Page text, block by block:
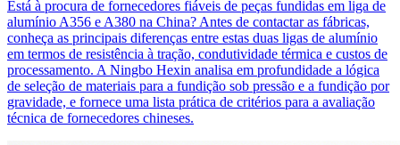
Está à procura de fornecedores fiáveis de peças fundidas em liga de
alumínio A356 e A380 na China? Antes de contactar as fábricas,
conheça as principais diferenças entre estas duas ligas de alumínio
em termos de resistência à tração, condutividade térmica e custos de
processamento. A Ningbo Hexin analisa em profundidade a lógica
de seleção de materiais para a fundição sob pressão e a fundição por
gravidade, e fornece uma lista prática de critérios para a avaliação
técnica de fornecedores chineses.